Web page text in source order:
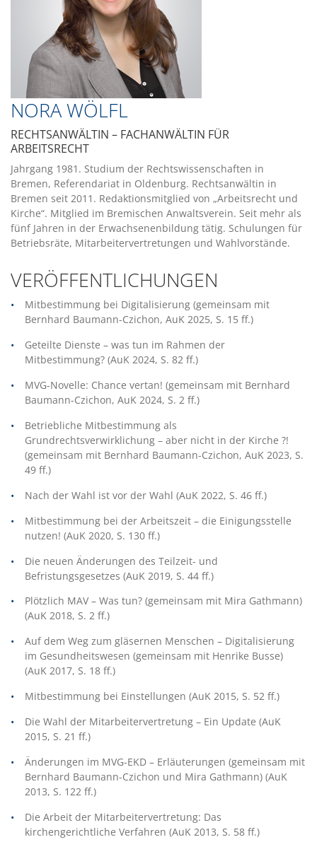
NORA WÖLFL
RECHTSANWÄLTIN – FACHANWÄLTIN FÜR
ARBEITSRECHT
Jahrgang 1981. Studium der Rechtswissenschaften in
Bremen, Referendariat in Oldenburg. Rechtsanwältin in
Bremen seit 2011. Redaktionsmitglied von „Arbeitsrecht und
Kirche“. Mitglied im Bremischen Anwaltsverein. Seit mehr als
fünf Jahren in der Erwachsenenbildung tätig. Schulungen für
Betriebsräte, Mitarbeitervertretungen und Wahlvorstände.
VERÖFFENTLICHUNGEN
Mitbestimmung bei Digitalisierung (gemeinsam mit
Bernhard Baumann-Czichon, AuK 2025, S. 15 ff.)
Geteilte Dienste – was tun im Rahmen der
Mitbestimmung? (AuK 2024, S. 82 ff.)
MVG-Novelle: Chance vertan! (gemeinsam mit Bernhard
Baumann-Czichon, AuK 2024, S. 2 ff.)
Betriebliche Mitbestimmung als
Grundrechtsverwirklichung – aber nicht in der Kirche ?!
(gemeinsam mit Bernhard Baumann-Czichon, AuK 2023, S.
49 ff.)
Nach der Wahl ist vor der Wahl (AuK 2022, S. 46 ff.)
Mitbestimmung bei der Arbeitszeit – die Einigungsstelle
nutzen! (AuK 2020, S. 130 ff.)
Die neuen Änderungen des Teilzeit- und
Befristungsgesetzes (AuK 2019, S. 44 ff.)
Plötzlich MAV – Was tun? (gemeinsam mit Mira Gathmann)
(AuK 2018, S. 2 ff.)
Auf dem Weg zum gläsernen Menschen – Digitalisierung
im Gesundheitswesen (gemeinsam mit Henrike Busse)
(AuK 2017, S. 18 ff.)
Mitbestimmung bei Einstellungen (AuK 2015, S. 52 ff.)
Die Wahl der Mitarbeitervertretung – Ein Update (AuK
2015, S. 21 ff.)
Änderungen im MVG-EKD – Erläuterungen (gemeinsam mit
Bernhard Baumann-Czichon und Mira Gathmann) (AuK
2013, S. 122 ff.)
Die Arbeit der Mitarbeitervertretung: Das
kirchengerichtliche Verfahren (AuK 2013, S. 58 ff.)